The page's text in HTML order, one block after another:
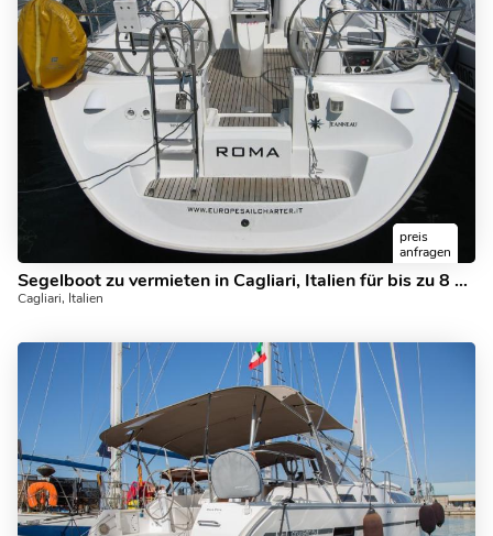
preis
anfragen
Segelboot zu vermieten in Cagliari, Italien für bis zu 8 Gäste - der Roma Yacht Charter.
Cagliari, Italien